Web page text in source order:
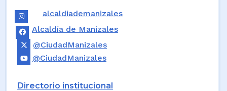
alcaldiademanizales
Alcaldía de Manizales
@CiudadManizales
@CiudadManizales
Directorio institucional